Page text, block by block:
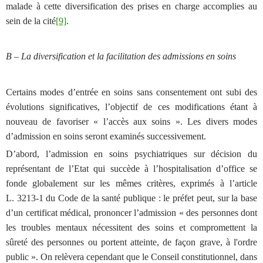
malade à cette diversification des prises en charge accomplies au
sein de la cité[9].
B – La diversification et la facilitation des admissions en soins
Certains modes d’entrée en soins sans consentement ont subi des
évolutions significatives, l’objectif de ces modifications étant à
nouveau de favoriser « l’accès aux soins ». Les divers modes
d’admission en soins seront examinés successivement.
D’abord, l’admission en soins psychiatriques sur décision du
représentant de l’Etat qui succède à l’hospitalisation d’office se
fonde globalement sur les mêmes critères, exprimés à l’article
L. 3213-1 du Code de la santé publique : le préfet peut, sur la base
d’un certificat médical, prononcer l’admission « des personnes dont
les troubles mentaux nécessitent des soins et compromettent la
sûreté des personnes ou portent atteinte, de façon grave, à l'ordre
public ». On relèvera cependant que le Conseil constitutionnel, dans